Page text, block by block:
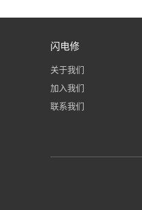
闪电修
关于我们
加入我们
联系我们